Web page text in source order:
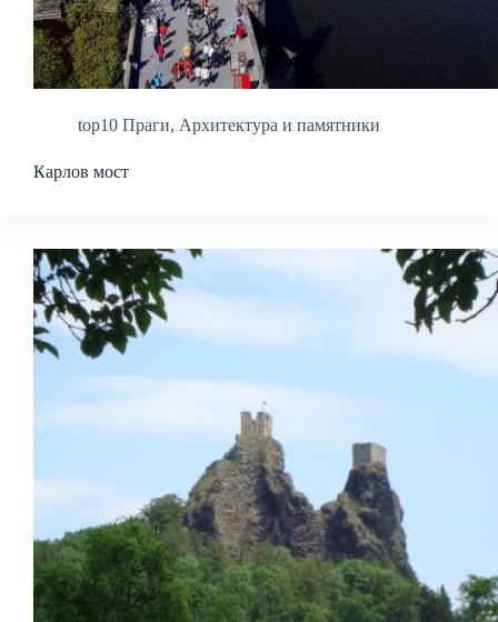
top10 Праги, Архитектура и памятники
Карлов мост